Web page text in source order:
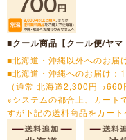
■クール商品【クール便/ヤマ
■北海道・沖縄以外へのお届
■北海道・沖縄へのお届け：
（通常 北海道2,300円
※システムの都合上、カート
すが下記の送料商品をカート